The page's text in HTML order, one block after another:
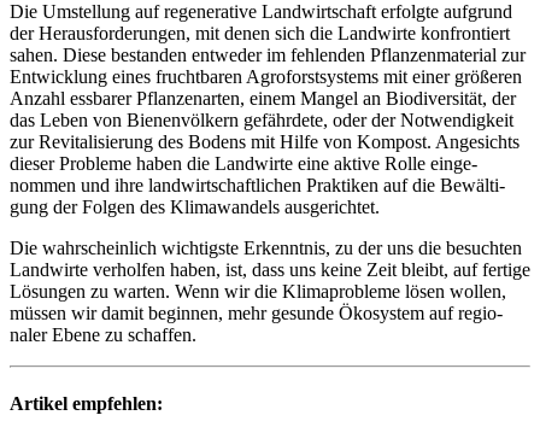
Die Umstel­lung auf rege­ne­ra­tive Land­wirt­schaft erfolgte aufgrund
der Heraus­for­de­rungen, mit denen sich die Land­wirte konfron­tiert
sahen. Diese bestanden entweder im fehlenden Pflan­zen­ma­te­rial zur
Entwick­lung eines frucht­baren Agro­forst­sys­tems mit einer größeren
Anzahl essbarer Pflan­zen­arten, einem Mangel an Biodi­ver­sität, der
das Leben von Bienen­völ­kern gefähr­dete, oder der Notwen­dig­keit
zur Revi­ta­li­sie­rung des Bodens mit Hilfe von Kompost. Ange­sichts
dieser Probleme haben die Land­wirte eine aktive Rolle einge­
nommen und ihre land­wirt­schaft­li­chen Prak­tiken auf die Bewäl­ti­
gung der Folgen des Klima­wan­dels ausge­richtet.
Die wahr­schein­lich wich­tigste Erkenntnis, zu der uns die besuchten
Land­wirte verholfen haben, ist, dass uns keine Zeit bleibt, auf fertige
Lösungen zu warten. Wenn wir die Klima­pro­bleme lösen wollen,
müssen wir damit beginnen, mehr gesunde Ökosystem auf regio­
naler Ebene zu schaffen.
Artikel empfehlen: